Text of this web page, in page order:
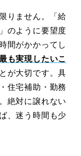
りません。「給
のように要望度
間がかかってし
も実現したいこ
が大切です。具
住宅補助・勤務
絶対に譲れない
、迷う時間も少